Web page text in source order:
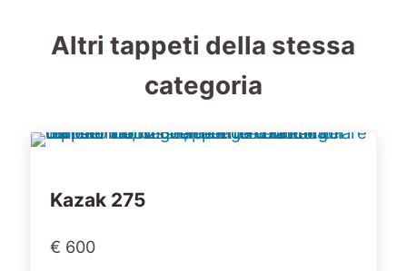
Altri tappeti della stessa
categoria
Kazak 275
€ 600